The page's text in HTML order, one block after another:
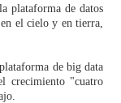
plataforma de datos
el cielo y en tierra,
de big data
crecimiento "cuatro